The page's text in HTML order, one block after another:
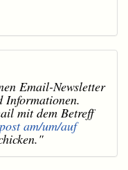
Email-Newsletter
Informationen.
mit dem Betreff
post am/um/auf